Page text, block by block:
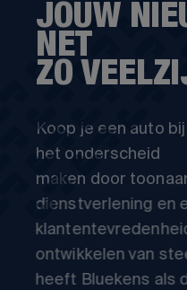
JOUW
NET
ZO
Koop je een auto
het onderscheid
maken door
dienstverlening en
ontwikkelen van
heeft Bluekens als